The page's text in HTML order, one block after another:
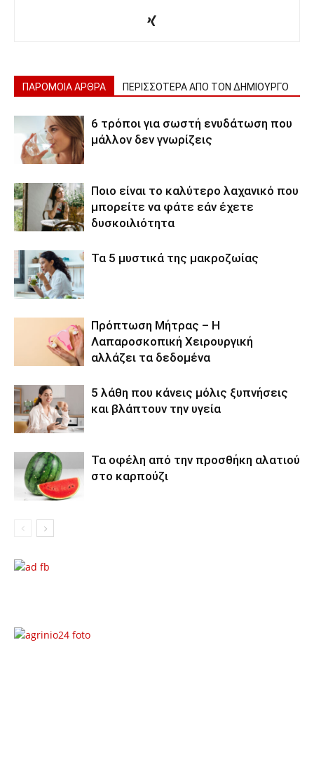
ΠΑΡΟΜΟΙΑ ΑΡΘΡΑ ΠΕΡΙΣΣΟΤΕΡΑ ΑΠΟ ΤΟΝ ΔΗΜΙΟΥΡΓΟ
6 τρόποι για σωστή ενυδάτωση που
μάλλον δεν γνωρίζεις
Ποιο είναι το καλύτερο λαχανικό που
μπορείτε να φάτε εάν έχετε
δυσκοιλιότητα
Τα 5 μυστικά της μακροζωίας
Πρόπτωση Μήτρας – Η
Λαπαροσκοπική Χειρουργική
αλλάζει τα δεδομένα
5 λάθη που κάνεις μόλις ξυπνήσεις
και βλάπτουν την υγεία
Τα οφέλη από την προσθήκη αλατιού
στο καρπούζι